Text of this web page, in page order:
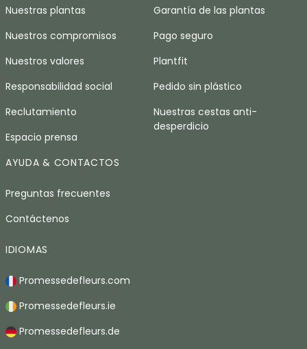
Nuestras plantas
Nuestros compromisos
Nuestros valores
Responsabilidad social
Reclutamiento
Espacio prensa
Garantía de las plantas
Pago seguro
Plantfit
Pedido sin plástico
Nuestras cestas anti-
desperdicio
AYUDA & CONTACTOS
Preguntas frecuentes
Contáctenos
IDIOMAS
Promessedefleurs.com
Promessedefleurs.ie
Promessedefleurs.de